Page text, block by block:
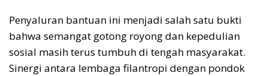
Penyaluran bantuan ini menjadi salah satu bukti
bahwa semangat gotong royong dan kepedulian
sosial masih terus tumbuh di tengah masyarakat.
Sinergi antara lembaga filantropi dengan pondok